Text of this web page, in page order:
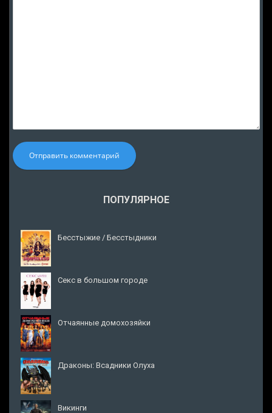
Отправить комментарий
ПОПУЛЯРНОЕ
Бесстыжие / Бесстыдники
Секс в большом городе
Отчаянные домохозяйки
Драконы: Всадники Олуха
Викинги